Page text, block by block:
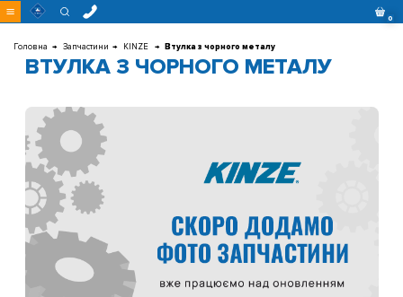
Перейти
до 0
Головна Запчастини KINZE Втулка з чорного металу
ВТУЛКА З ЧОРНОГО МЕТАЛУ